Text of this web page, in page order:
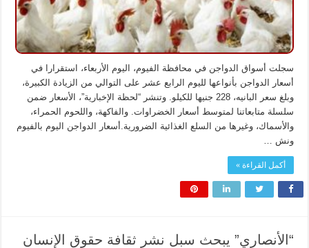
سجلت أسواق الدواجن في محافظة الفيوم، اليوم الأربعاء، استقرارا في
أسعار الدواجن بأنواعها لليوم الرابع عشر على التوالي من الزيادة الكبيرة،
وبلغ سعر البانيه، 228 جنيها للكيلو. وتنشر “لحظة الإخبارية”، الأسعار ضمن
سلسلة متابعاتنا لمتوسط أسعار الخضراوات. والفاكهة، واللحوم الحمراء،
والأسماك، وغيرها من السلع الغذائية الضرورية.أسعار الدواجن اليوم بالفيوم
ونش …
أكمل القراءة »
“الأنصاري” يبحث سبل نشر ثقافة حقوق الإنسان